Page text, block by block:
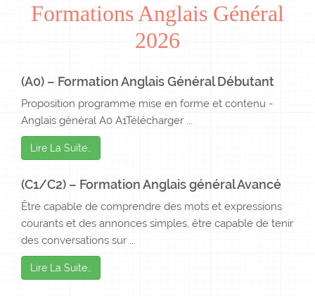
Formations Anglais Général
2026
(A0) – Formation Anglais Général Débutant
Proposition programme mise en forme et contenu -
Anglais général A0 A1Télécharger ...
Lire La Suite…
(C1/C2) – Formation Anglais général Avancé
Être capable de comprendre des mots et expressions
courants et des annonces simples, être capable de tenir
des conversations sur ...
Lire La Suite…